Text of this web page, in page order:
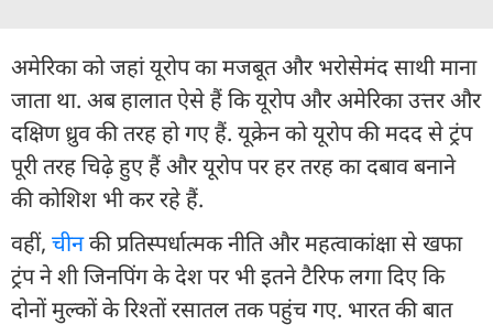
अमेरिका को जहां यूरोप का मजबूत और भरोसेमंद साथी माना
जाता था. अब हालात ऐसे हैं कि यूरोप और अमेरिका उत्तर और
दक्षिण ध्रुव की तरह हो गए हैं. यूक्रेन को यूरोप की मदद से ट्रंप
पूरी तरह चिढ़े हुए हैं और यूरोप पर हर तरह का दबाव बनाने
की कोशिश भी कर रहे हैं.
वहीं, चीनकी प्रतिस्पर्धात्मक नीति और महत्वाकांक्षा से खफा
ट्रंप ने शी जिनपिंग के देश पर भी इतने टैरिफ लगा दिए कि
दोनों मुल्कों के रिश्तों रसातल तक पहुंच गए. भारत की बात